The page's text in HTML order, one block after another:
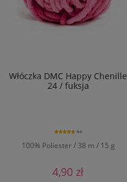
Włóczka DMC Happy Chenille
24 / fuksja
100% Poliester / 38 m / 15 g
5.0
4,90 zł